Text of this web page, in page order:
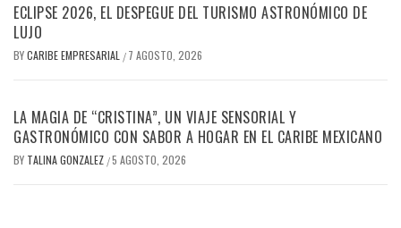
ECLIPSE 2026, EL DESPEGUE DEL TURISMO ASTRONÓMICO DE
LUJO
BYCARIBE EMPRESARIAL / 7 AGOSTO, 2026
LA MAGIA DE “CRISTINA”, UN VIAJE SENSORIAL Y
GASTRONÓMICO CON SABOR A HOGAR EN EL CARIBE MEXICANO
BY TALINA GONZALEZ /5 AGOSTO, 2026